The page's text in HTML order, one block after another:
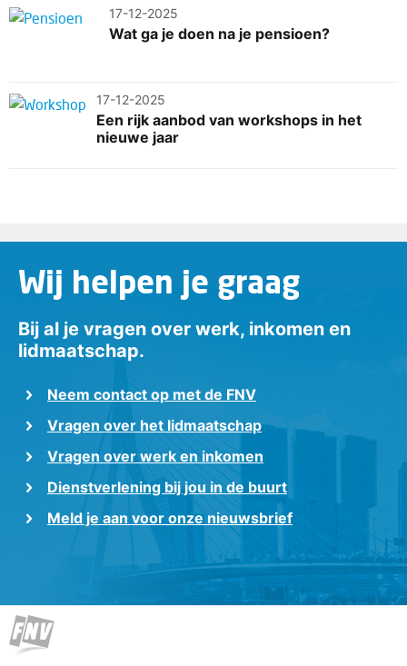
17-12-2025
Wat ga je doen na je pensioen?
17-12-2025
Een rijk aanbod van workshops in het
nieuwe jaar
Wij helpen je graag
Bij al je vragen over werk, inkomen en
lidmaatschap.
Neem contact op met de FNV
Vragen over het lidmaatschap
Vragen over werk en inkomen
Dienstverlening bij jou in de buurt
Meld je aan voor onze nieuwsbrief